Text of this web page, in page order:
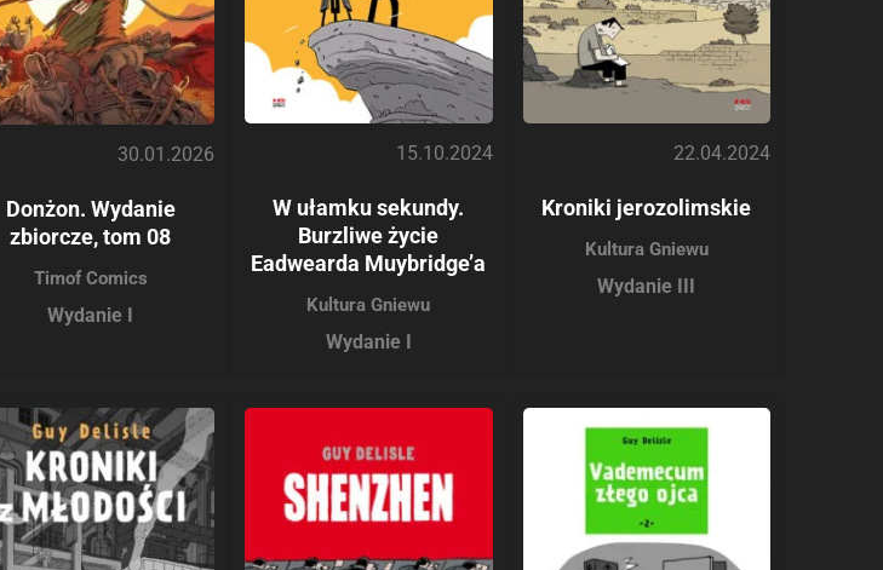
30.01.2026
Donżon. Wydanie
zbiorcze, tom 08
Timof Comics
Wydanie I
15.10.2024
W ułamku sekundy.
Burzliwe życie
Eadwearda Muybridge’a
Kultura Gniewu
Wydanie I
22.04.2024
Kroniki jerozolimskie
Kultura Gniewu
Wydanie III